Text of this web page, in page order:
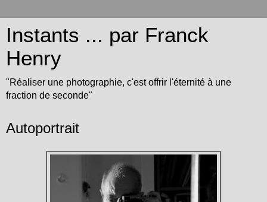
Instants ... par Franck
Henry
"Réaliser une photographie, c'est offrir l'éternité à une
fraction de seconde"
Autoportrait